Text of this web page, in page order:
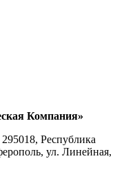
Компания»
Республика
ул. Линейная,